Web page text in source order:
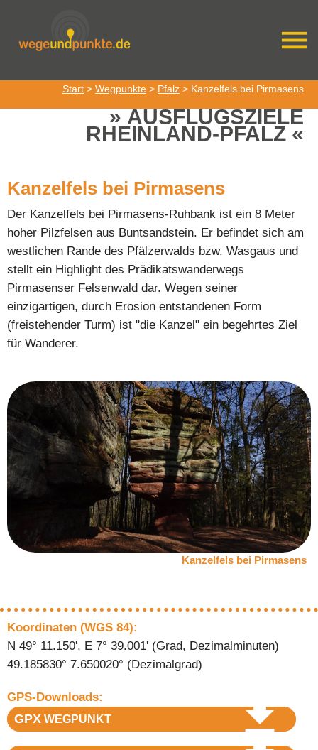
Start > Wegpunkte > Pfalz > Kanzelfels bei Pirmasens
AUSFLUGSZIELE
RHEINLAND-PFALZ
Kanzelfels bei Pirmasens
Der Kanzelfels bei Pirmasens-Ruhbank ist ein 8 Meter
hoher Pilzfelsen aus Buntsandstein. Er befindet sich am
westlichen Rande des Pfälzerwalds bzw. Wasgaus und
stellt ein Highlight des Prädikatswanderwegs
Pirmasenser Felsenwald dar. Wegen seiner
einzigartigen, durch Erosion entstandenen Form
(freistehender Turm) ist "die Kanzel" ein begehrtes Ziel
für Wanderer.
Kanzelfels bei Pirmasens
Koordinaten (WGS 84):
N 49° 11.150', E 7° 39.001' (Grad, Dezimalminuten)
49.185830° 7.650020° (Dezimalgrad)
GPS-Downloads:
GPX WEGPUNKT